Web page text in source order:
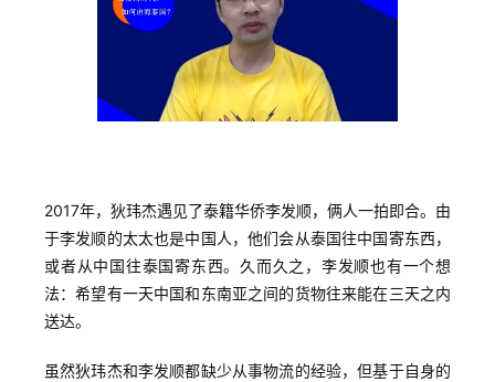
2017年，狄玮杰遇见了泰籍华侨李发顺，俩人一拍即合。由
于李发顺的太太也是中国人，他们会从泰国往中国寄东西，
或者从中国往泰国寄东西。久而久之，李发顺也有一个想
法：希望有一天中国和东南亚之间的货物往来能在三天之内
送达。
虽然狄玮杰和李发顺都缺少从事物流的经验，但基于自身的